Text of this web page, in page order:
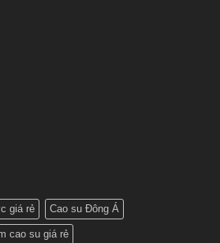
giá rẻ Cao su Đông Á
cao su giá rẻ